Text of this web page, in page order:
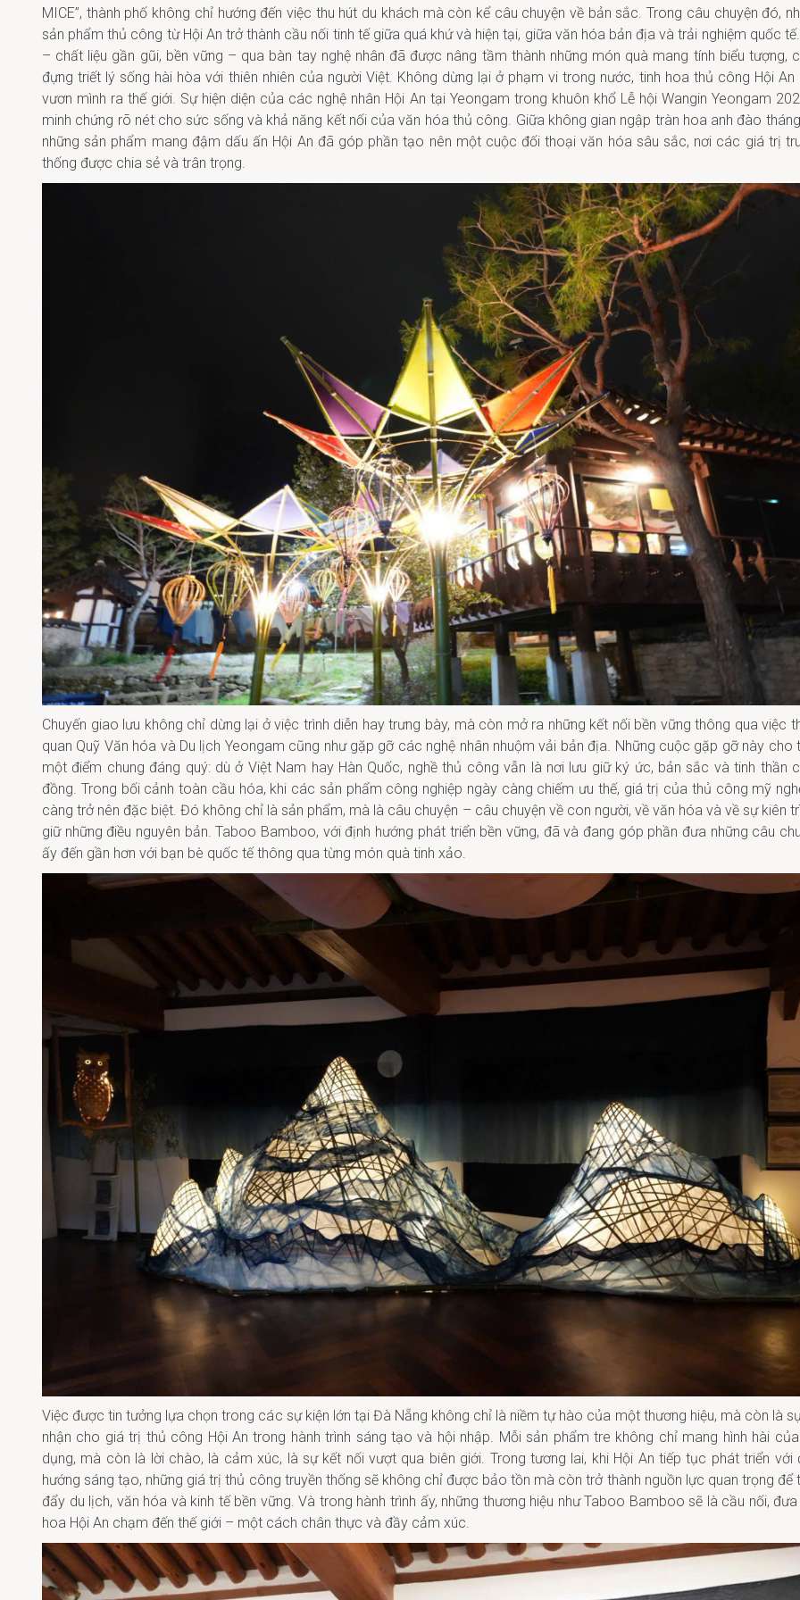
MICE”, thành phố không chỉ hướng đến việc thu hút du khách mà còn kể câu chuyện về bản sắc. Trong câu chuyện đó,
sản phẩm thủ công từ Hội An trở thành cầu nối tinh tế giữa quá khứ và hiện tại, giữa văn hóa bản địa và trải nghiệm quốc
– chất liệu gần gũi, bền vững – qua bàn tay nghệ nhân đã được nâng tầm thành những món quà mang tính biểu tượng,
đựng triết lý sống hài hòa với thiên nhiên của người Việt. Không dừng lại ở phạm vi trong nước, tinh hoa thủ công Hội An
vươn mình ra thế giới. Sự hiện diện của các nghệ nhân Hội An tại Yeongam trong khuôn khổ Lễ hội Wangin Yeongam
minh chứng rõ nét cho sức sống và khả năng kết nối của văn hóa thủ công. Giữa không gian ngập tràn hoa anh đào
những sản phẩm mang đậm dấu ấn Hội An đã góp phần tạo nên một cuộc đối thoại văn hóa sâu sắc, nơi các giá trị
thống được chia sẻ và trân trọng.
Chuyến giao lưu không chỉ dừng lại ở việc trình diễn hay trưng bày, mà còn mở ra những kết nối bền vững thông qua việc
quan Quỹ Văn hóa và Du lịch Yeongam cũng như gặp gỡ các nghệ nhân nhuộm vải bản địa. Những cuộc gặp gỡ này cho
một điểm chung đáng quý: dù ở Việt Nam hay Hàn Quốc, nghề thủ công vẫn là nơi lưu giữ ký ức, bản sắc và tinh thần
đồng. Trong bối cảnh toàn cầu hóa, khi các sản phẩm công nghiệp ngày càng chiếm ưu thế, giá trị của thủ công mỹ
càng trở nên đặc biệt. Đó không chỉ là sản phẩm, mà là câu chuyện – câu chuyện về con người, về văn hóa và về sự kiên
giữ những điều nguyên bản. Taboo Bamboo, với định hướng phát triển bền vững, đã và đang góp phần đưa những câu
ấy đến gần hơn với bạn bè quốc tế thông qua từng món quà tinh xảo.
Việc được tin tưởng lựa chọn trong các sự kiện lớn tại Đà Nẵng không chỉ là niềm tự hào của một thương hiệu, mà còn là
nhận cho giá trị thủ công Hội An trong hành trình sáng tạo và hội nhập. Mỗi sản phẩm tre không chỉ mang hình hài
dụng, mà còn là lời chào, là cảm xúc, là sự kết nối vượt qua biên giới. Trong tương lai, khi Hội An tiếp tục phát triển với
hướng sáng tạo, những giá trị thủ công truyền thống sẽ không chỉ được bảo tồn mà còn trở thành nguồn lực quan trọng để
đẩy du lịch, văn hóa và kinh tế bền vững. Và trong hành trình ấy, những thương hiệu như Taboo Bamboo sẽ là cầu nối, đưa
hoa Hội An chạm đến thế giới – một cách chân thực và đầy cảm xúc.